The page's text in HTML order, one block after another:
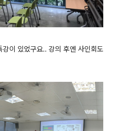
이 있었구요.. 강의 후엔 사인회도